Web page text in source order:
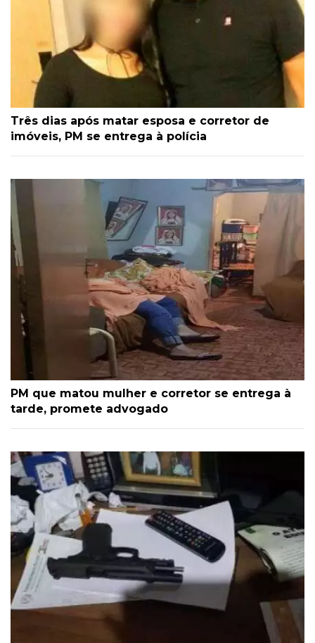
Três dias após matar esposa e corretor de
imóveis, PM se entrega à polícia
PM que matou mulher e corretor se entrega à
tarde, promete advogado